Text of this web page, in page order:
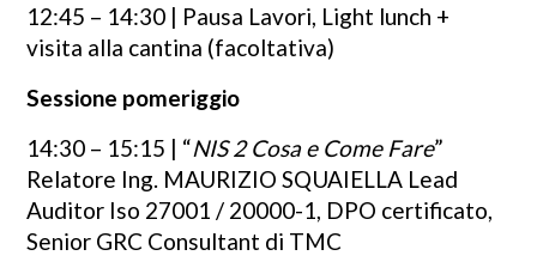
12:45 – 14:30 | Pausa Lavori, Light lunch +
visita alla cantina (facoltativa)
Sessione pomeriggio
14:30 – 15:15 | “NIS 2 Cosa e Come Fare”
Relatore Ing. MAURIZIO SQUAIELLA Lead
Auditor Iso 27001 / 20000-1, DPO certificato,
Senior GRC Consultant di TMC